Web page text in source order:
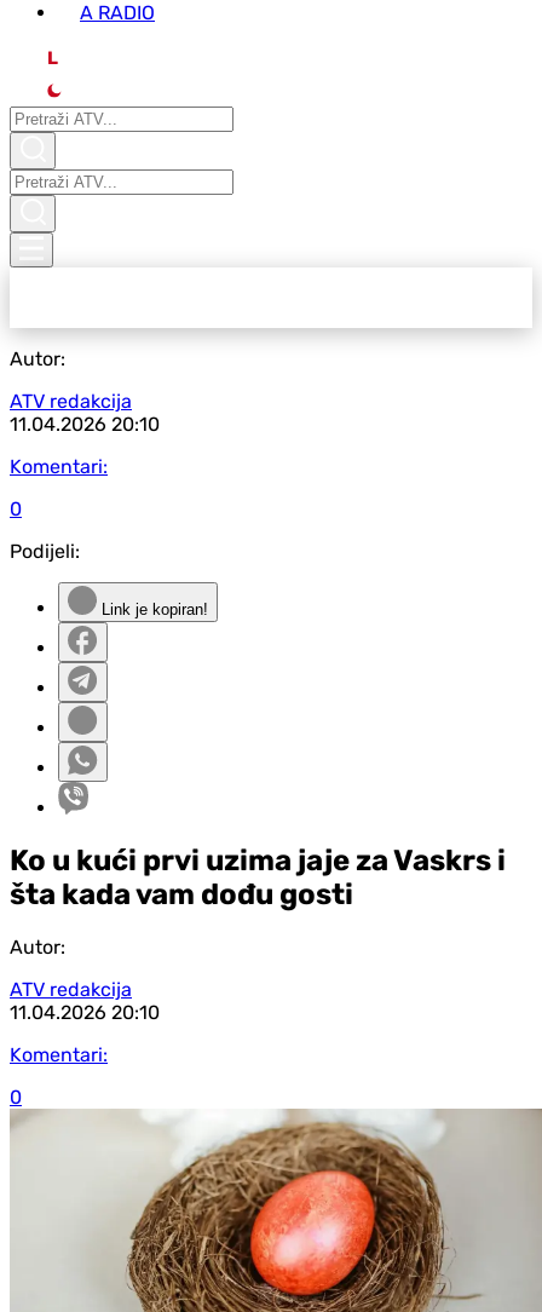
A RADIO
L
Autor:
ATV redakcija
11.04.2026 20:10
Komentari:
0
Podijeli:
Link je kopiran!
Ko u kući prvi uzima jaje za Vaskrs i
šta kada vam dođu gosti
Autor:
ATV redakcija
11.04.2026 20:10
Komentari:
0